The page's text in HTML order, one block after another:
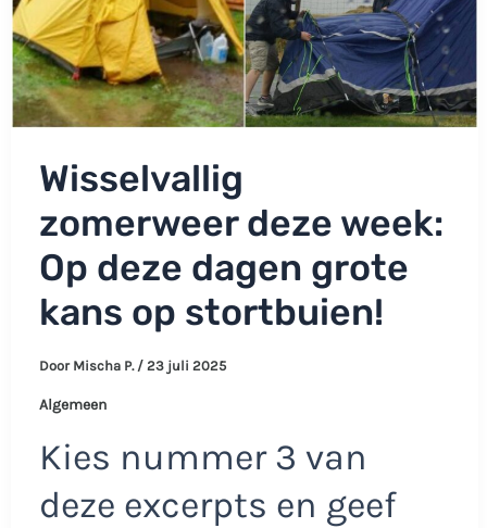
Wisselvallig
zomerweer deze week:
Op deze dagen grote
kans op stortbuien!
Door Mischa P. / 23 juli 2025
Algemeen
Kies nummer 3 van
deze excerpts en geef